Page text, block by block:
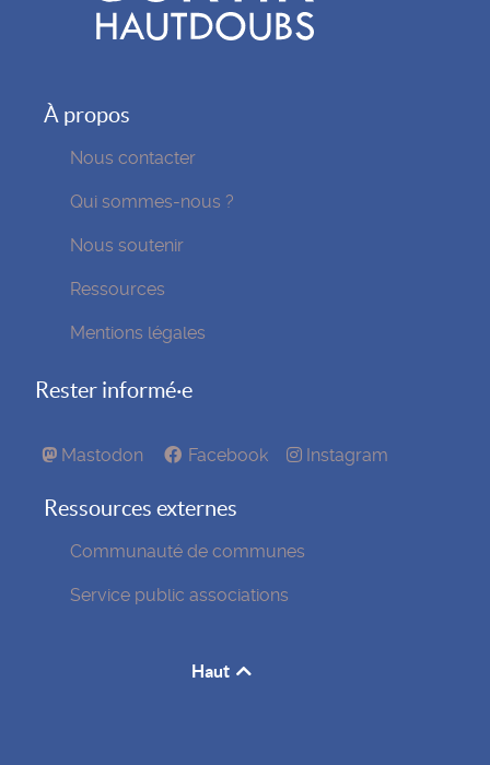
À propos
Nous contacter
Qui sommes-nous ?
Nous soutenir
Ressources
Mentions légales
Rester informé·e
Mastodon Facebook Instagram
Ressources externes
Communauté de communes
Service public associations
Haut